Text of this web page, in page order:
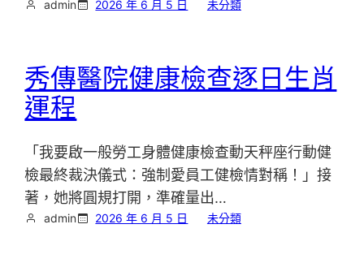
admin 2026 年 6 月 5 日 未分類
秀傳醫院健康檢查逐日生肖
運程
「我要啟一般勞工身體健康檢查動天秤座行動健
檢最終裁決儀式：強制愛員工健檢情對稱！」接
著，她將圓規打開，準確量出…
admin 2026 年 6 月 5 日 未分類